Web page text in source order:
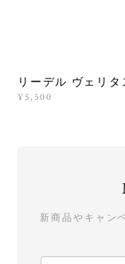
リーデル ヴェリ
¥5,500
新商品やキャン